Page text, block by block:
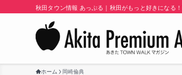
秋田タウン情報 あっぷる｜秋田がもっと好きになる
ホーム 岡崎倫典